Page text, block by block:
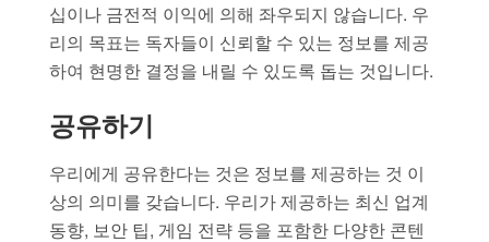
십이나 금전적 이익에 의해 좌우되지 않습니다. 우
리의 목표는 독자들이 신뢰할 수 있는 정보를 제공
하여 현명한 결정을 내릴 수 있도록 돕는 것입니다.
공유하기
우리에게 공유한다는 것은 정보를 제공하는 것 이
상의 의미를 갖습니다. 우리가 제공하는 최신 업계
동향, 보안 팁, 게임 전략 등을 포함한 다양한 콘텐